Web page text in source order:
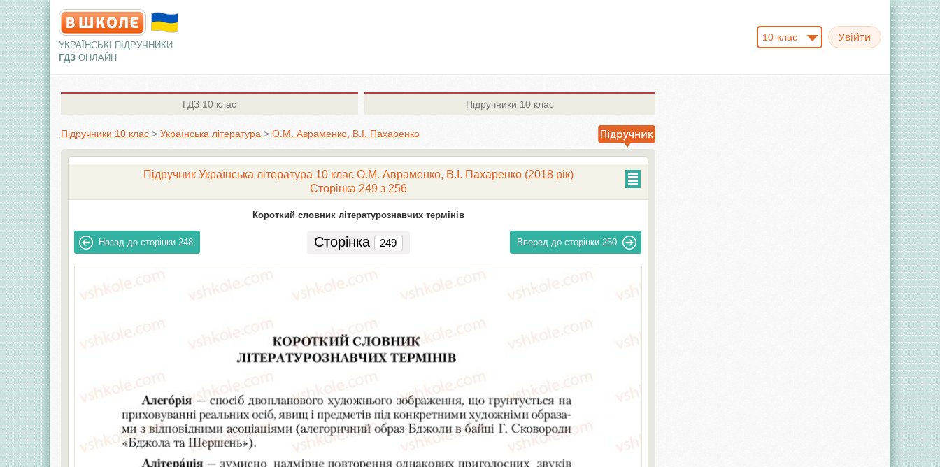
УКРАЇНСЬКІ ПІДРУЧНИКИ
ГДЗ ОНЛАЙН
10-клас
ГДЗ 10 клас Підручники 10 клас
Підручники 10 клас > Українська література > О.М. Авраменко, В.І. Пахаренко
Підручник Українська література 10 клас О.М. Авраменко, В.І. Пахаренко (2018 рік)
Сторінка 249 з 256
Короткий словник літературознавчих термінів
Назад до сторінки 248 Сторінка Вперед до сторінки 250